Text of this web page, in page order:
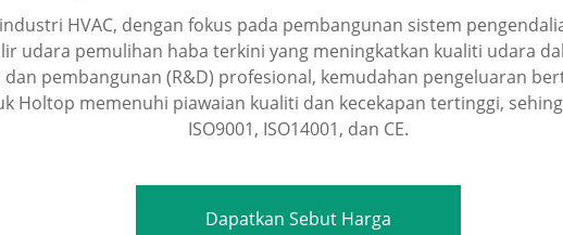
HVAC, dengan fokus pada pembangunan sistem
udara pemulihan haba terkini yang meningkatkan kualiti udara
pembangunan (R&D) profesional, kemudahan pengeluaran
Holtop memenuhi piawaian kualiti dan kecekapan tertinggi,
ISO9001, ISO14001, dan CE.
Dapatkan Sebut Harga